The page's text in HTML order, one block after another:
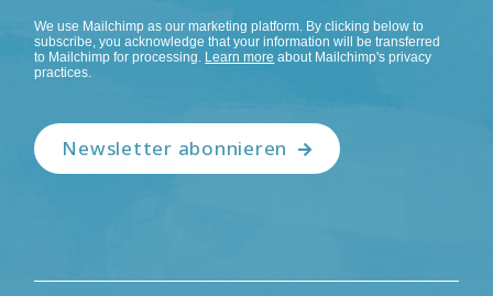
We use Mailchimp as our marketing platform. By clicking below to
subscribe, you acknowledge that your information will be transferred
to Mailchimp for processing. Learn more about Mailchimp's privacy
practices.
Newsletter abonnieren